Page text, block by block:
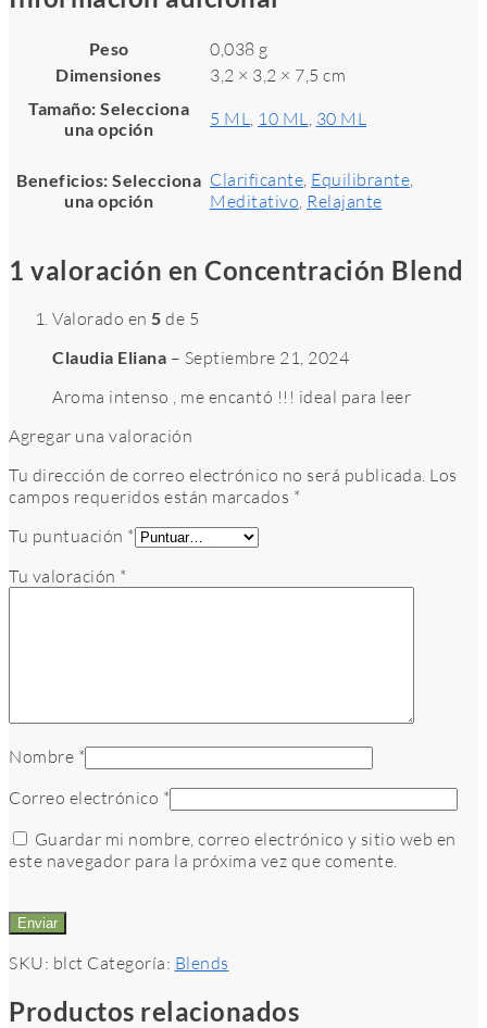
Peso 0,038 g
Dimensiones 3,2 × 3,2 × 7,5 cm
Tamaño: Selecciona
una opción
5 ML 10 ML 30 ML
Beneficios: Selecciona
una opción
Clarificante Equilibrante
Meditativo Relajante
1 valoración en Concentración Blend
Valorado en 5 de 5
Claudia Eliana – Septiembre 21, 2024
Aroma intenso , me encantó !!! ideal para leer
Agregar una valoración
Tu dirección de correo electrónico no será publicada. Los
campos requeridos están marcados *
Tu puntuación *
Tu valoración *
Nombre *
Correo electrónico *
Guardar mi nombre, correo electrónico y sitio web en
este navegador para la próxima vez que comente.
SKU: blct Categoría: Blends
Productos relacionados